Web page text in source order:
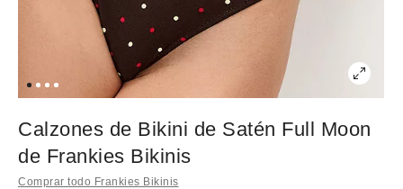
Calzones de Bikini de Satén Full Moon
de Frankies Bikinis
Comprar todo Frankies Bikinis